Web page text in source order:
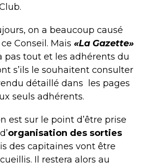
on a beaucoup causé
Conseil. Mais «La Gazette»
pas tout et les adhérents du
s’ils le souhaitent consulter
détaillé dans
les pages
seuls adhérents.
est sur le point d’être prise
organisation des sorties
des capitaines vont être
Il restera alors au